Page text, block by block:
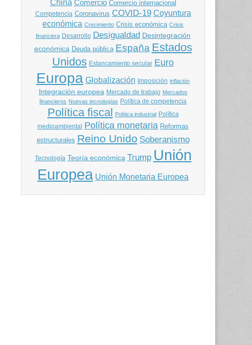
China Comercio Comercio internacional
Competencia Coronavirus COVID-19 Coyuntura
económica Crecimiento Crisis económica Crisis
financiera Desarrollo Desigualdad Desintegración
económica Deuda pública España Estados
Unidos Estancamiento secular Euro
Europa Globalización Imposición inflación
Integración europea Mercado de trabajo Mercados
financieros Nuevas tecnologías Política de competencia
Política fiscal Política industrial Política
medioambiental Política monetaria Reformas
estructurales Reino Unido Soberanismo
Tecnología Teoría económica Trump Unión
Europea Unión Monetaria Europea